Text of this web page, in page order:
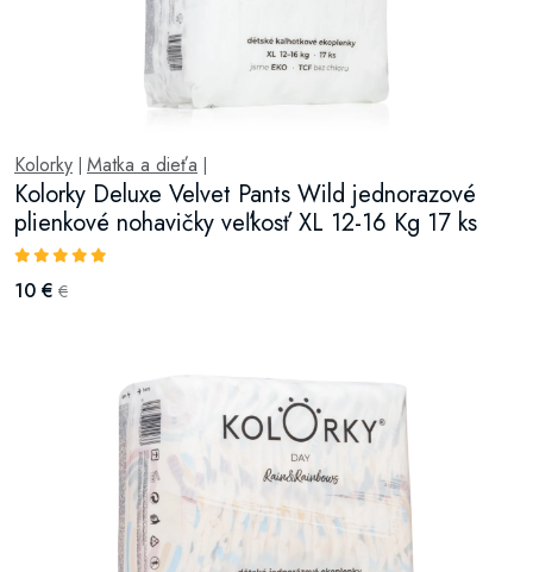
Kolorky Matka a dieťa
Kolorky Deluxe Velvet Pants Wild jednorazové
plienkové nohavičky veľkosť XL 12-16 Kg 17 ks
10 € €